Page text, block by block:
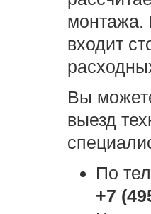
монтажа.
входит
Вы
выезд
По
+7